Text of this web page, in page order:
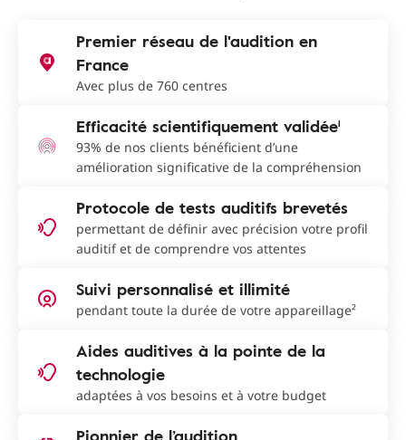
Premier réseau de l'audition en
France
Avec plus de 760 centres
Efficacité scientifiquement validée¹
93% de nos clients bénéficient d’une
amélioration significative de la compréhension
Protocole de tests auditifs brevetés
permettant de définir avec précision votre profil
auditif et de comprendre vos attentes
Suivi personnalisé et illimité
pendant toute la durée de votre appareillage²
Aides auditives à la pointe de la
technologie
adaptées à vos besoins et à votre budget